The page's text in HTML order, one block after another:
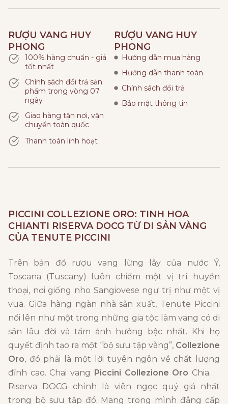
RƯỢU VANG HUY
PHONG
100% hàng chuẩn - giá
tốt nhất
Chính sách đổi trả sản
phẩm trong vòng 07
ngày
Giao hàng tận nơi, vận
chuyển toàn quốc
Thanh toán linh hoạt
RƯỢU VANG HUY
PHONG
Hướng dẫn mua hàng
Hướng dẫn thanh toán
Chính sách đổi trả
Bảo mật thông tin
PICCINI COLLEZIONE ORO: TINH HOA
CHIANTI RISERVA DOCG TỪ DI SẢN VÀNG
CỦA TENUTE PICCINI
Trên bản đồ rượu vang lừng lẫy của nước Ý,
Toscana (Tuscany) luôn chiếm một vị trí huyền
thoại, nơi giống nho Sangiovese ngự trị như một vị
vua. Giữa hàng ngàn nhà sản xuất, Tenute Piccini
nổi lên như một trong những gia tộc làm vang có di
sản lâu đời và tầm ảnh hưởng bậc nhất. Khi họ
quyết định tạo ra một “bộ sưu tập vàng”, Collezione
Oro, đó phải là một lời tuyên ngôn về chất lượng
đỉnh cao. Chai vang Piccini Collezione Oro Chianti
Riserva DOCG chính là viên ngọc quý giá nhất
trong bộ sưu tập đó. Mang trong mình đẳng cấp